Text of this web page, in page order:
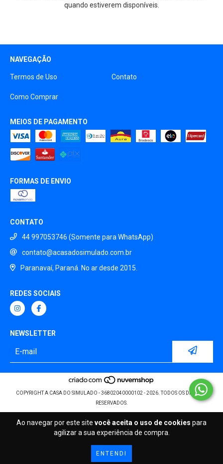
Ao navegar por este site você aceita o uso de cookies para
agilizar a sua experiência de compra.
ENTENDI
quando estiverem disponíveis.
NAVEGAÇÃO
Termos de Uso Contato
Como Comprar
MEIOS DE PAGAMENTO
FORMAS DE ENVIO
CONTATO
44 997053746 (Somente para WhatsApp)
contato@acasadosimulado.com.br
Paranavaí, Paraná. No ar desde 2015.
REDES SOCIAIS
NEWSLETTER
COPYRIGHT A CASA DO SIMULADO - 36802040000102 - 2026. TODOS OS DIREITOS
RESERVADOS.